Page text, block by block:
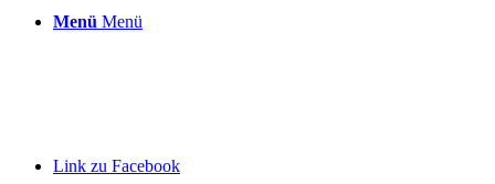
Menü Menü
Link zu Facebook